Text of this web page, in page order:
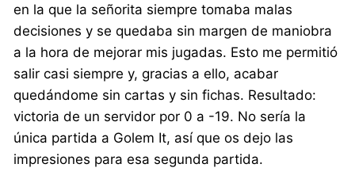
en la que la señorita siempre tomaba malas
decisiones y se quedaba sin margen de maniobra
a la hora de mejorar mis jugadas. Esto me permitió
salir casi siempre y, gracias a ello, acabar
quedándome sin cartas y sin fichas. Resultado:
victoria de un servidor por 0 a -19. No sería la
única partida a Golem It, así que os dejo las
impresiones para esa segunda partida.